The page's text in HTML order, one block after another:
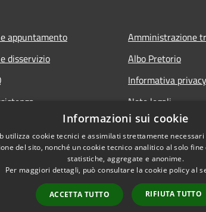
appuntamento
disservizio
Amministrazione
Albo Pretorio
Informativa privacy
Note legali
Dichiarazione di
Obiettivi di
Informazioni sui cookie
utilizza cookie tecnici e assimilati strettamente
del sito, nonché un cookie tecnico analitico al solo
statistiche, aggregate e anonime.
Per maggiori dettagli, può consultare la cookie policy al
ACCETTA TUTTO RIFIUTA TUTTO